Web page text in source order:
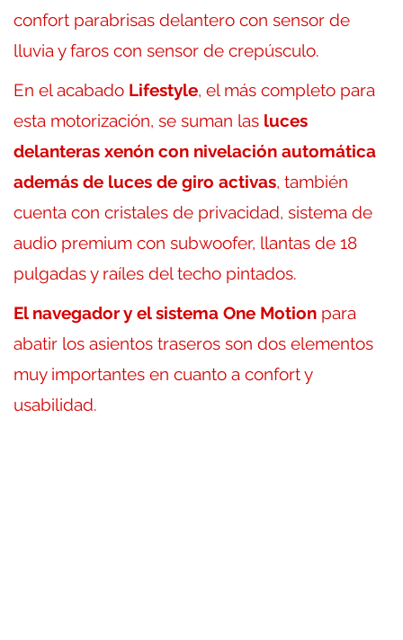
confort parabrisas delantero con sensor de
lluvia y faros con sensor de crepúsculo.
En el acabado Lifestyle, el más completo para
esta motorización, se suman las luces
delanteras xenón con nivelación automática
además de luces de giro activas, también
cuenta con cristales de privacidad, sistema de
audio premium con subwoofer, llantas de 18
pulgadas y raíles del techo pintados.
El navegador y el sistema One Motion para
abatir los asientos traseros son dos elementos
muy importantes en cuanto a confort y
usabilidad.